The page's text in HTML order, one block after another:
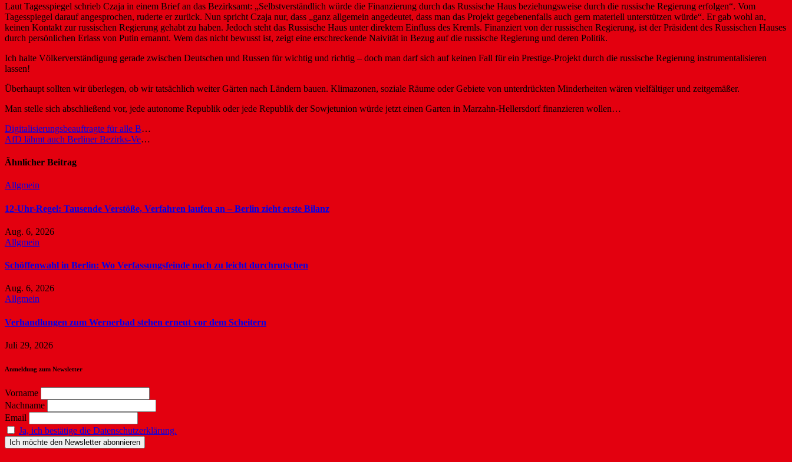
Laut Tagesspiegel schrieb Czaja in einem Brief an das Bezirksamt: „Selbstverständlich würde die Finanzierung durch das Russische Haus beziehungsweise durch die russische Regierung erfolgen“. Vom
Tagesspiegel darauf angesprochen, ruderte er zurück. Nun spricht Czaja nur, dass „ganz allgemein angedeutet, dass man das Projekt gegebenenfalls auch gern materiell unterstützen würde“. Er gab wohl an,
keinen Kontakt zur russischen Regierung gehabt zu haben. Jedoch steht das Russische Haus unter direktem Einfluss des Kremls. Finanziert von der russischen Regierung, ist der Präsident des Russischen Hauses
durch persönlichen Erlass von Putin ernannt. Wem das nicht bewusst ist, zeigt eine erschreckende Naivität in Bezug auf die russische Regierung und deren Politik.
Ich halte Völkerverständigung gerade zwischen Deutschen und Russen für wichtig und richtig – doch man darf sich auf keinen Fall für ein Prestige-Projekt durch die russische Regierung instrumentalisieren
lassen!
Überhaupt sollten wir überlegen, ob wir tatsächlich weiter Gärten nach Ländern bauen. Klimazonen, soziale Räume oder Gebiete von unterdrückten Minderheiten wären vielfältiger und zeitgemäßer.
Man stelle sich abschließend vor, jede autonome Republik oder jede Republik der Sowjetunion würde jetzt einen Garten in Marzahn-Hellersdorf finanzieren wollen…
Beitragsnavigation
Digitalisierungsbeauftragte für alle Berliner Bezirke
AfD lähmt auch Berliner Bezirks-Verwaltung
Ähnlicher Beitrag
Allgmein
12-Uhr-Regel: Tausende Verstöße, Verfahren laufen an – Berlin zieht erste Bilanz
Aug. 6, 2026
Allgmein
Schöffenwahl in Berlin: Wo Verfassungsfeinde noch zu leicht durchrutschen
Aug. 6, 2026
Allgmein
Verhandlungen zum Wernerbad stehen erneut vor dem Scheitern
Juli 29, 2026
Anmeldung zum Newsletter
Vorname
Nachname
Email
Ja, ich bestätige die Datenschutzerklärung.